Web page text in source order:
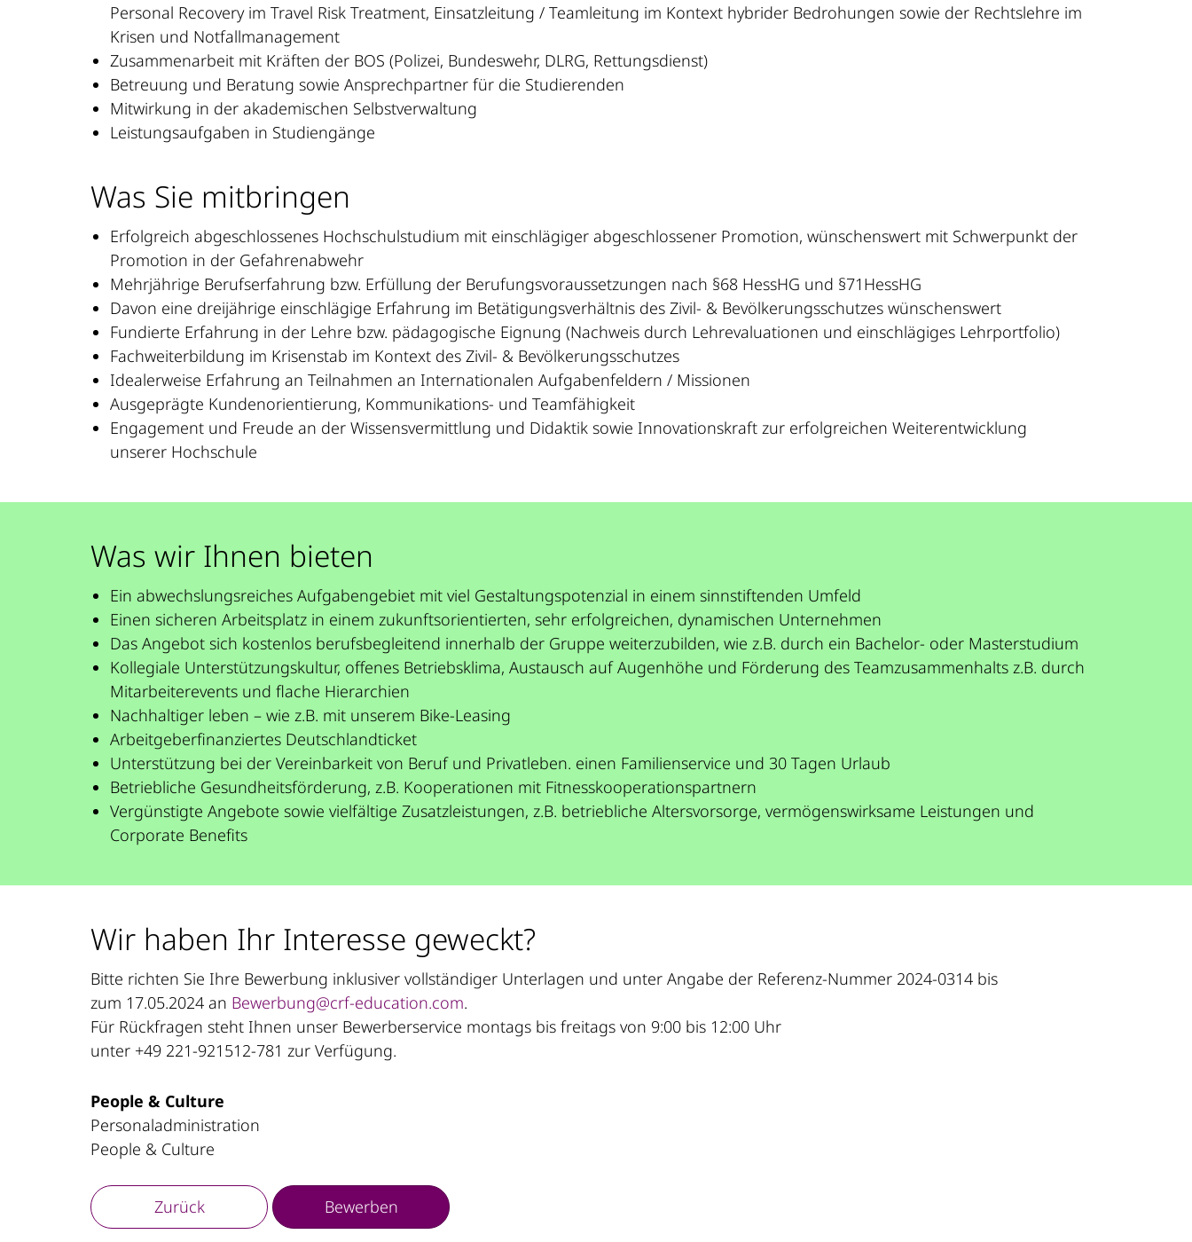
Personal Recovery im Travel Risk Treatment, Einsatzleitung / Teamleitung im Kontext hybrider Bedrohungen sowie der Rechtslehre im
Krisen und Notfallmanagement
Zusammenarbeit mit Kräften der BOS (Polizei, Bundeswehr, DLRG, Rettungsdienst)
Betreuung und Beratung sowie Ansprechpartner für die Studierenden
Mitwirkung in der akademischen Selbstverwaltung
Leistungsaufgaben in Studiengänge
Was Sie mitbringen
Erfolgreich abgeschlossenes Hochschulstudium mit einschlägiger abgeschlossener Promotion, wünschenswert mit Schwerpunkt der
Promotion in der Gefahrenabwehr
Mehrjährige Berufserfahrung bzw. Erfüllung der Berufungsvoraussetzungen nach §68 HessHG und §71HessHG
Davon eine dreijährige einschlägige Erfahrung im Betätigungsverhältnis des Zivil- & Bevölkerungsschutzes wünschenswert
Fundierte Erfahrung in der Lehre bzw. pädagogische Eignung (Nachweis durch Lehrevaluationen und einschlägiges Lehrportfolio)
Fachweiterbildung im Krisenstab im Kontext des Zivil- & Bevölkerungsschutzes
Idealerweise Erfahrung an Teilnahmen an Internationalen Aufgabenfeldern / Missionen
Ausgeprägte Kundenorientierung, Kommunikations- und Teamfähigkeit
Engagement und Freude an der Wissensvermittlung und Didaktik sowie Innovationskraft zur erfolgreichen Weiterentwicklung
unserer Hochschule
Was wir Ihnen bieten
Ein abwechslungsreiches Aufgabengebiet mit viel Gestaltungspotenzial in einem sinnstiftenden Umfeld
Einen sicheren Arbeitsplatz in einem zukunftsorientierten, sehr erfolgreichen, dynamischen Unternehmen
Das Angebot sich kostenlos berufsbegleitend innerhalb der Gruppe weiterzubilden, wie z.B. durch ein Bachelor- oder Masterstudium
Kollegiale Unterstützungskultur, offenes Betriebsklima, Austausch auf Augenhöhe und Förderung des Teamzusammenhalts z.B. durch
Mitarbeiterevents und flache Hierarchien
Nachhaltiger leben – wie z.B. mit unserem Bike-Leasing
Arbeitgeberfinanziertes Deutschlandticket
Unterstützung bei der Vereinbarkeit von Beruf und Privatleben. einen Familienservice und 30 Tagen Urlaub
Betriebliche Gesundheitsförderung, z.B. Kooperationen mit Fitnesskooperationspartnern
Vergünstigte Angebote sowie vielfältige Zusatzleistungen, z.B. betriebliche Altersvorsorge, vermögenswirksame Leistungen und
Corporate Benefits
Wir haben Ihr Interesse geweckt?
Bitte richten Sie Ihre Bewerbung inklusiver vollständiger Unterlagen und unter Angabe der Referenz-Nummer 2024-0314 bis
zum 17.05.2024 an Bewerbung@crf-education.com.
Für Rückfragen steht Ihnen unser Bewerberservice montags bis freitags von 9:00 bis 12:00 Uhr
unter +49 221-921512-781 zur Verfügung.
People & Culture
Personaladministration
People & Culture
Zurück Bewerben